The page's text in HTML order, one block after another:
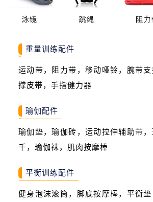
重量训练配件
运动带，阻力带，移动哑铃，腕带
撑皮带，手指健力器
瑜伽配件
瑜伽垫，瑜伽砖，运动拉伸辅助带
千，瑜伽袜，肌肉按摩棒
平衡训练配件
健身泡沫滚筒，脚底按摩棒，平衡